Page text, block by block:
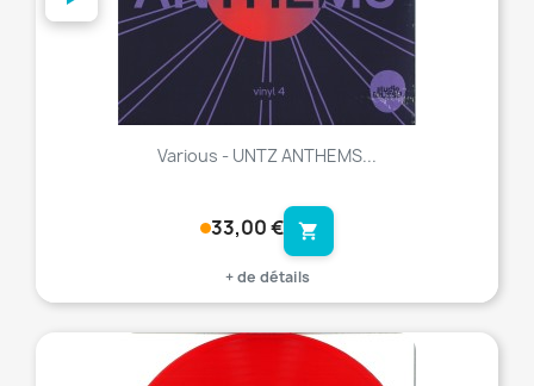
Various - UNTZ ANTHEMS...
33,00 € shopping_cart
+ de détails